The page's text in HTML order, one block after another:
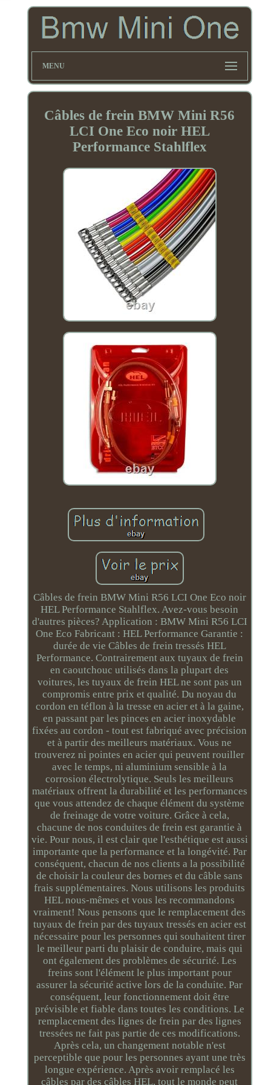
MENU
Câbles de frein BMW Mini R56
LCI One Eco noir HEL
Performance Stahlflex
Câbles de frein BMW Mini R56 LCI One Eco noir
HEL Performance Stahlflex. Avez-vous besoin
d'autres pièces? Application : BMW Mini R56 LCI
One Eco Fabricant : HEL Performance Garantie :
durée de vie Câbles de frein tressés HEL
Performance. Contrairement aux tuyaux de frein
en caoutchouc utilisés dans la plupart des
voitures, les tuyaux de frein HEL ne sont pas un
compromis entre prix et qualité. Du noyau du
cordon en téflon à la tresse en acier et à la gaine,
en passant par les pinces en acier inoxydable
fixées au cordon - tout est fabriqué avec précision
et à partir des meilleurs matériaux. Vous ne
trouverez ni pointes en acier qui peuvent rouiller
avec le temps, ni aluminium sensible à la
corrosion électrolytique. Seuls les meilleurs
matériaux offrent la durabilité et les performances
que vous attendez de chaque élément du système
de freinage de votre voiture. Grâce à cela,
chacune de nos conduites de frein est garantie à
vie. Pour nous, il est clair que l'esthétique est aussi
importante que la performance et la longévité. Par
conséquent, chacun de nos clients a la possibilité
de choisir la couleur des bornes et du câble sans
frais supplémentaires. Nous utilisons les produits
HEL nous-mêmes et vous les recommandons
vraiment! Nous pensons que le remplacement des
tuyaux de frein par des tuyaux tressés en acier est
nécessaire pour les personnes qui souhaitent tirer
le meilleur parti du plaisir de conduire, mais qui
ont également des problèmes de sécurité. Les
freins sont l'élément le plus important pour
assurer la sécurité active lors de la conduite. Par
conséquent, leur fonctionnement doit être
prévisible et fiable dans toutes les conditions. Le
remplacement des lignes de frein par des lignes
tressées ne fait pas partie de ces modifications.
Après cela, un changement notable n'est
perceptible que pour les personnes ayant une très
longue expérience. Après avoir remplacé les
câbles par des câbles HEL, tout le monde peut